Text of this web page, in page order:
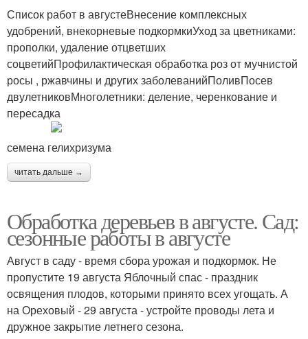
Список работ в августеВнесение комплексных
удобрений, внекорневые подкормкиУход за цветниками:
прополки, удаление отцветших
соцветийПрофилактическая обработка роз от мучнистой
росы , ржавчины и других заболеванийПоливПосев
двулетниковМноголетники: деление, черенкование и
пересадка
семена гелихризума
читать дальше →
Обработка деревьев в августе. Сад:
сезонные работы в августе
Август в саду - время сбора урожая и подкормок. Не
пропустите 19 августа Яблочный спас - праздник
освящения плодов, которыми принято всех угощать. А
на Ореховый - 29 августа - устройте проводы лета и
дружное закрытие летнего сезона.